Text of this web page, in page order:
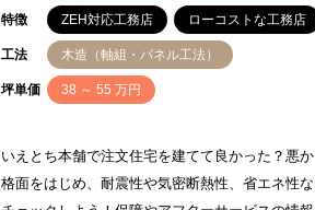
特徴 ZEH対応工務店 ローコストな工務店
工法 木造（軸組・パネル工法）
坪単価 38 ～ 55 万円
いえとち本舗で注文住宅を建てて良かった？悪
格面をはじめ、耐震性や気密断熱性、省エネ性